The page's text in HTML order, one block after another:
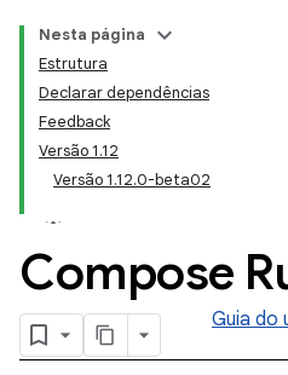
Nesta página
Estrutura
Declarar dependências
Feedback
Versão 1.12
Versão 1.12.0-beta02
Compose
Guia do